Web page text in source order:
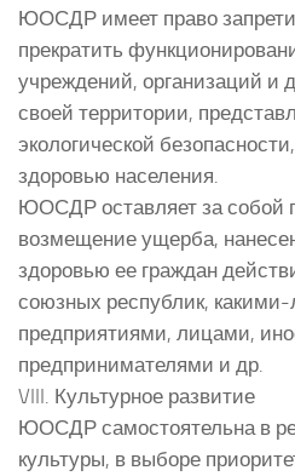
ЮОСДР имеет право
прекратить
учреждений, организаций и
своей территории,
экологической
здоровью населения.
ЮОСДР оставляет за собой
возмещение ущерба,
здоровью ее граждан
союзных республик,
предприятиями, лицами,
предпринимателями и др.
VIII. Культурное развитие
ЮОСДР самостоятельна в
культуры, в выборе